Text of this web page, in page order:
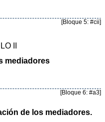
[Bloque 5: #cii]
II
mediadores
[Bloque 6: #a3]
de los mediadores.